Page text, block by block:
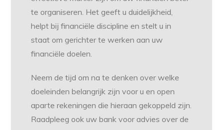
te organiseren. Het geeft u duidelijkheid,
helpt bij financiële discipline en stelt u in
staat om gerichter te werken aan uw
financiële doelen.
Neem de tijd om na te denken over welke
doeleinden belangrijk zijn voor u en open
aparte rekeningen die hieraan gekoppeld zijn.
Raadpleeg ook uw bank voor advies over de